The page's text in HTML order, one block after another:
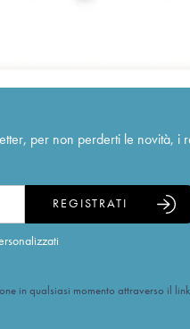
per non perderti le novità, i
REGISTRATI
in qualsiasi momento attraverso il